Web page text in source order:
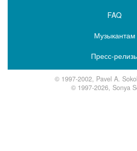
FAQ
Музыкантам
Пресс-
© 1997-2002, Pavel A.
© 1997-2026, Sonya